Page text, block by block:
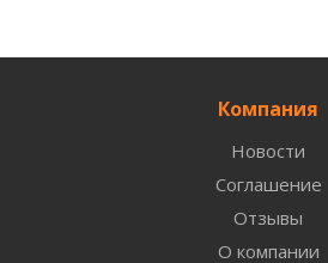
Компания
Новости
Соглашение
Отзывы
О компании